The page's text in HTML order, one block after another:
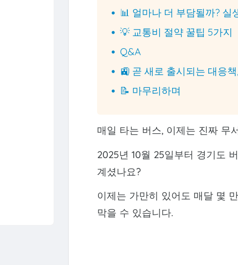
📊 얼마나 더 부담될까? 실
💡 교통비 절약 꿀팁 5가지
Q&A
🚉 곧 새로 출시되는 대응
📝 마무리하며
매일 타는 버스, 이제는 진짜 무
2025년 10월 25일부터 경기도
계셨나요?
이제는 가만히 있어도 매달 몇
막을 수 있습니다.